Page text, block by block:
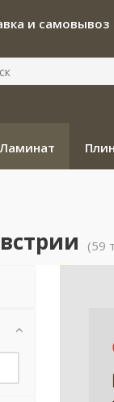
и самовывоз
Ламинат
(59